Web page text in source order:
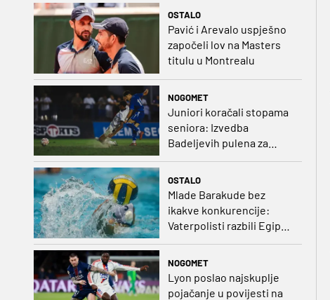
OSTALO
Pavić i Arevalo uspješno
započeli lov na Masters
titulu u Montrealu
NOGOMET
Juniori koračali stopama
seniora: Izvedba
Badeljevih pulena za
čistu peticu protiv
OSTALO
Mlade Barakude bez
ikakve konkurencije:
Vaterpolisti razbili Egipat
za polufinale SP-a!
NOGOMET
Lyon poslao najskuplje
pojačanje u povijesti na